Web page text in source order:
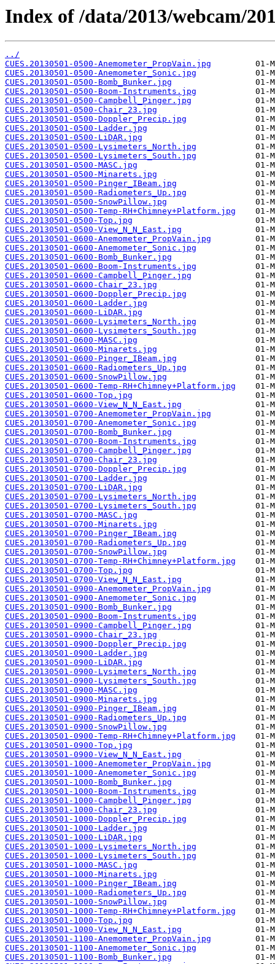
Index of /data/2013/webcam/
../
CUES.20130501-0500-Anemometer_PropVain.jpg
CUES.20130501-0500-Anemometer_Sonic.jpg
CUES.20130501-0500-Bomb_Bunker.jpg
CUES.20130501-0500-Boom-Instruments.jpg
CUES.20130501-0500-Campbell_Pinger.jpg
CUES.20130501-0500-Chair_23.jpg
CUES.20130501-0500-Doppler_Precip.jpg
CUES.20130501-0500-Ladder.jpg
CUES.20130501-0500-LiDAR.jpg
CUES.20130501-0500-Lysimeters_North.jpg
CUES.20130501-0500-Lysimeters_South.jpg
CUES.20130501-0500-MASC.jpg
CUES.20130501-0500-Minarets.jpg
CUES.20130501-0500-Pinger_IBeam.jpg
CUES.20130501-0500-Radiometers_Up.jpg
CUES.20130501-0500-SnowPillow.jpg
CUES.20130501-0500-Temp-RH+Chimney+Platform.jpg
CUES.20130501-0500-Top.jpg
CUES.20130501-0500-View_N_N_East.jpg
CUES.20130501-0600-Anemometer_PropVain.jpg
CUES.20130501-0600-Anemometer_Sonic.jpg
CUES.20130501-0600-Bomb_Bunker.jpg
CUES.20130501-0600-Boom-Instruments.jpg
CUES.20130501-0600-Campbell_Pinger.jpg
CUES.20130501-0600-Chair_23.jpg
CUES.20130501-0600-Doppler_Precip.jpg
CUES.20130501-0600-Ladder.jpg
CUES.20130501-0600-LiDAR.jpg
CUES.20130501-0600-Lysimeters_North.jpg
CUES.20130501-0600-Lysimeters_South.jpg
CUES.20130501-0600-MASC.jpg
CUES.20130501-0600-Minarets.jpg
CUES.20130501-0600-Pinger_IBeam.jpg
CUES.20130501-0600-Radiometers_Up.jpg
CUES.20130501-0600-SnowPillow.jpg
CUES.20130501-0600-Temp-RH+Chimney+Platform.jpg
CUES.20130501-0600-Top.jpg
CUES.20130501-0600-View_N_N_East.jpg
CUES.20130501-0700-Anemometer_PropVain.jpg
CUES.20130501-0700-Anemometer_Sonic.jpg
CUES.20130501-0700-Bomb_Bunker.jpg
CUES.20130501-0700-Boom-Instruments.jpg
CUES.20130501-0700-Campbell_Pinger.jpg
CUES.20130501-0700-Chair_23.jpg
CUES.20130501-0700-Doppler_Precip.jpg
CUES.20130501-0700-Ladder.jpg
CUES.20130501-0700-LiDAR.jpg
CUES.20130501-0700-Lysimeters_North.jpg
CUES.20130501-0700-Lysimeters_South.jpg
CUES.20130501-0700-MASC.jpg
CUES.20130501-0700-Minarets.jpg
CUES.20130501-0700-Pinger_IBeam.jpg
CUES.20130501-0700-Radiometers_Up.jpg
CUES.20130501-0700-SnowPillow.jpg
CUES.20130501-0700-Temp-RH+Chimney+Platform.jpg
CUES.20130501-0700-Top.jpg
CUES.20130501-0700-View_N_N_East.jpg
CUES.20130501-0900-Anemometer_PropVain.jpg
CUES.20130501-0900-Anemometer_Sonic.jpg
CUES.20130501-0900-Bomb_Bunker.jpg
CUES.20130501-0900-Boom-Instruments.jpg
CUES.20130501-0900-Campbell_Pinger.jpg
CUES.20130501-0900-Chair_23.jpg
CUES.20130501-0900-Doppler_Precip.jpg
CUES.20130501-0900-Ladder.jpg
CUES.20130501-0900-LiDAR.jpg
CUES.20130501-0900-Lysimeters_North.jpg
CUES.20130501-0900-Lysimeters_South.jpg
CUES.20130501-0900-MASC.jpg
CUES.20130501-0900-Minarets.jpg
CUES.20130501-0900-Pinger_IBeam.jpg
CUES.20130501-0900-Radiometers_Up.jpg
CUES.20130501-0900-SnowPillow.jpg
CUES.20130501-0900-Temp-RH+Chimney+Platform.jpg
CUES.20130501-0900-Top.jpg
CUES.20130501-0900-View_N_N_East.jpg
CUES.20130501-1000-Anemometer_PropVain.jpg
CUES.20130501-1000-Anemometer_Sonic.jpg
CUES.20130501-1000-Bomb_Bunker.jpg
CUES.20130501-1000-Boom-Instruments.jpg
CUES.20130501-1000-Campbell_Pinger.jpg
CUES.20130501-1000-Chair_23.jpg
CUES.20130501-1000-Doppler_Precip.jpg
CUES.20130501-1000-Ladder.jpg
CUES.20130501-1000-LiDAR.jpg
CUES.20130501-1000-Lysimeters_North.jpg
CUES.20130501-1000-Lysimeters_South.jpg
CUES.20130501-1000-MASC.jpg
CUES.20130501-1000-Minarets.jpg
CUES.20130501-1000-Pinger_IBeam.jpg
CUES.20130501-1000-Radiometers_Up.jpg
CUES.20130501-1000-SnowPillow.jpg
CUES.20130501-1000-Temp-RH+Chimney+Platform.jpg
CUES.20130501-1000-Top.jpg
CUES.20130501-1000-View_N_N_East.jpg
CUES.20130501-1100-Anemometer_PropVain.jpg
CUES.20130501-1100-Anemometer_Sonic.jpg
CUES.20130501-1100-Bomb_Bunker.jpg